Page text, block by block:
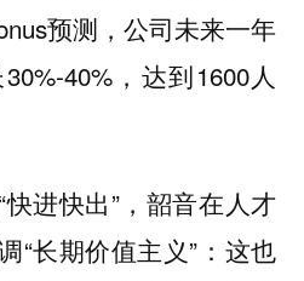
预测，公司未来一年
40%，达到1600人
进快出”，韶音在人才
“长期价值主义”：这也